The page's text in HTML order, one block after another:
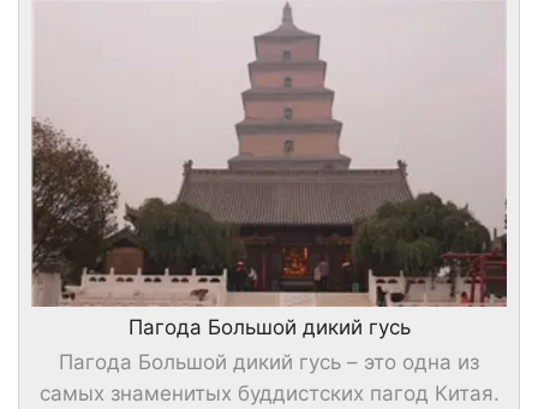
Пагода Большой дикий гусь
Пагода Большой дикий гусь – это одна из
самых знаменитых буддистских пагод Китая.